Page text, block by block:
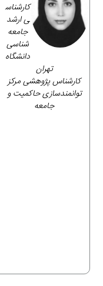
کارشناس
ی ارشد
جامعه‌
شناسی
دانشگاه
تهران
کارشناس پژوهشی مرکز
توانمندسازی حاکمیت و
جامعه